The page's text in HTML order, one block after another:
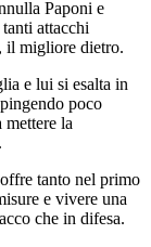
migliore dietro.
e lui si esalta in
la
tanto nel primo
che in difesa.
duello con il